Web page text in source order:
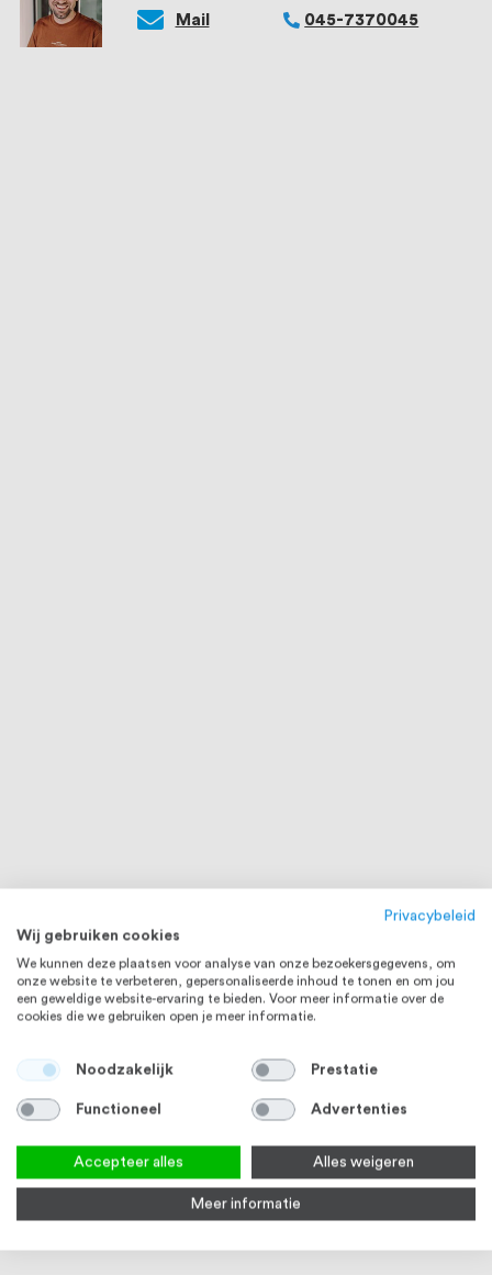
Mail 045-7370045
Privacybeleid
Wij gebruiken cookies
We kunnen deze plaatsen voor analyse van onze bezoekersgegevens, om
onze website te verbeteren, gepersonaliseerde inhoud te tonen en om jou
een geweldige website-ervaring te bieden. Voor meer informatie over de
cookies die we gebruiken open je meer informatie.
Noodzakelijk Prestatie
Functioneel Advertenties
Accepteer alles Alles weigeren
Meer informatie